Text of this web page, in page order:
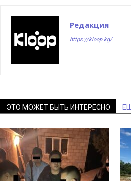
Редакция
https://kloop.kg/
ЭТО МОЖЕТ БЫТЬ ИНТЕРЕСНО